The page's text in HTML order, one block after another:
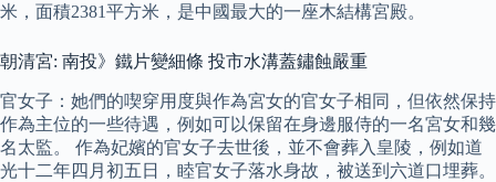
米，面積2381平方米，是中國最大的一座木結構宮殿。
朝清宮: 南投》鐵片變細條 投市水溝蓋鏽蝕嚴重
官女子：她們的喫穿用度與作為宮女的官女子相同，但依然保持
作為主位的一些待遇，例如可以保留在身邊服侍的一名宮女和幾
名太監。 作為妃嬪的官女子去世後，並不會葬入皇陵，例如道
光十二年四月初五日，睦官女子落水身故，被送到六道口埋葬。